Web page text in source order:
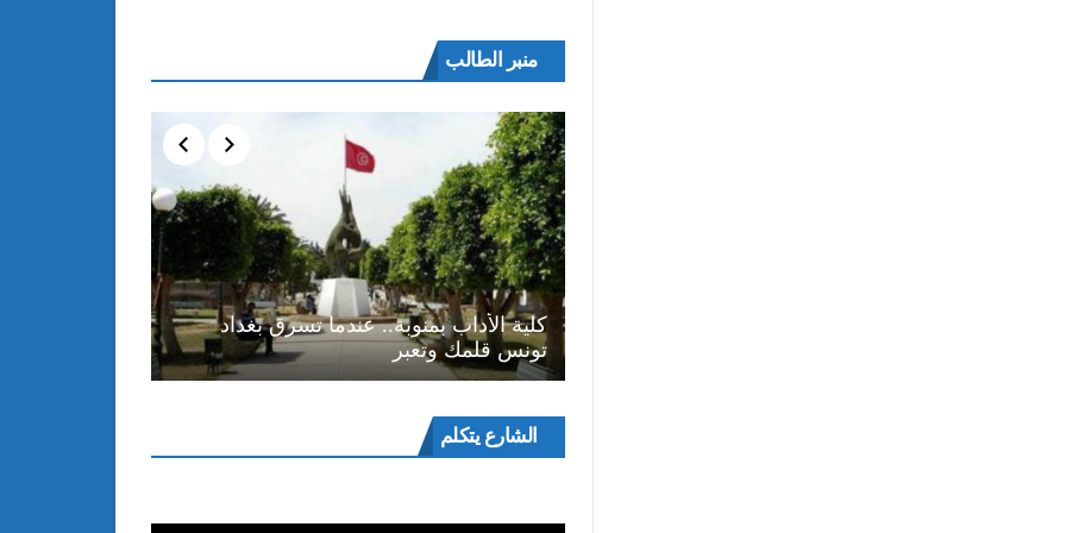
منبر الطالب
كلية الأداب بمنوبة.. عندما تسرق بغداد
تونس قلمك وتعبر
الشارع يتكلممشغل
الفيديو